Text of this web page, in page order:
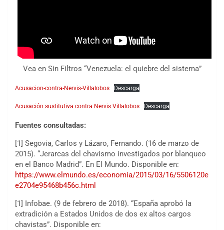
Vea en Sin Filtros “Venezuela: el quiebre del sistema”
Acusacion-contra-Nervis-Villalobos Descarga
Acusación sustitutiva contra Nervis Villalobos Descarga
Fuentes consultadas:
[1] Segovia, Carlos y Lázaro, Fernando. (16 de marzo de
2015). “Jerarcas del chavismo investigados por blanqueo
en el Banco Madrid”. En El Mundo. Disponible en:
https://www.elmundo.es/economia/2015/03/16/5506120e
e2704e95468b456c.html
[1] Infobae. (9 de febrero de 2018). “España aprobó la
extradición a Estados Unidos de dos ex altos cargos
chavistas”. Disponible en: